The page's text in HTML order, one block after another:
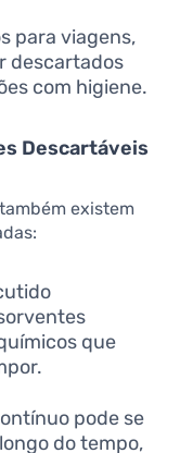
para viagens,
descartados
com higiene.
Descartáveis
existem
que
pode se
do tempo,